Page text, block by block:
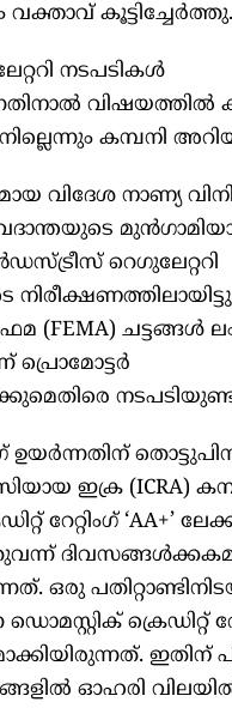
വക്താവ് കൂട്ടിച്ചേര്‍ത്തു.
നടപടികള്‍
കമ്പനി
വിദേശ നാണ്യ
റെഗുലേറ്ററി
(FEMA) ചട്ടങ്ങള്‍
പ്രൊമോട്ടര്‍
ഉയര്‍ന്നതിന്
ഇക്ര (ICRA)
റേറ്റിംഗ് ‘AA+’
ഒരു
ക്രെഡിറ്റ്
ഇതിന്
ഓഹരി